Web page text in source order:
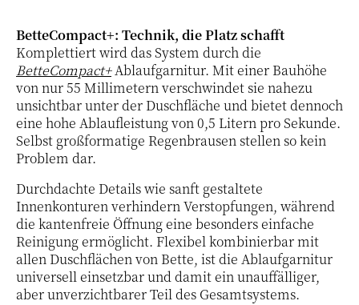
BetteCompact+: Technik, die Platz schafft
Komplettiert wird das System durch die
BetteCompact+Ablaufgarnitur. Mit einer Bauhöhe
von nur 55 Millimetern verschwindet sie nahezu
unsichtbar unter der Duschfläche und bietet dennoch
eine hohe Ablaufleistung von 0,5 Litern pro Sekunde.
Selbst großformatige Regenbrausen stellen so kein
Problem dar.
Durchdachte Details wie sanft gestaltete
Innenkonturen verhindern Verstopfungen, während
die kantenfreie Öffnung eine besonders einfache
Reinigung ermöglicht. Flexibel kombinierbar mit
allen Duschflächen von Bette, ist die Ablaufgarnitur
universell einsetzbar und damit ein unauffälliger,
aber unverzichtbarer Teil des Gesamtsystems.